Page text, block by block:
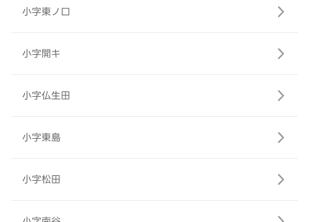
小字東ノ口
小字開キ
小字仏生田
小字東島
小字松田